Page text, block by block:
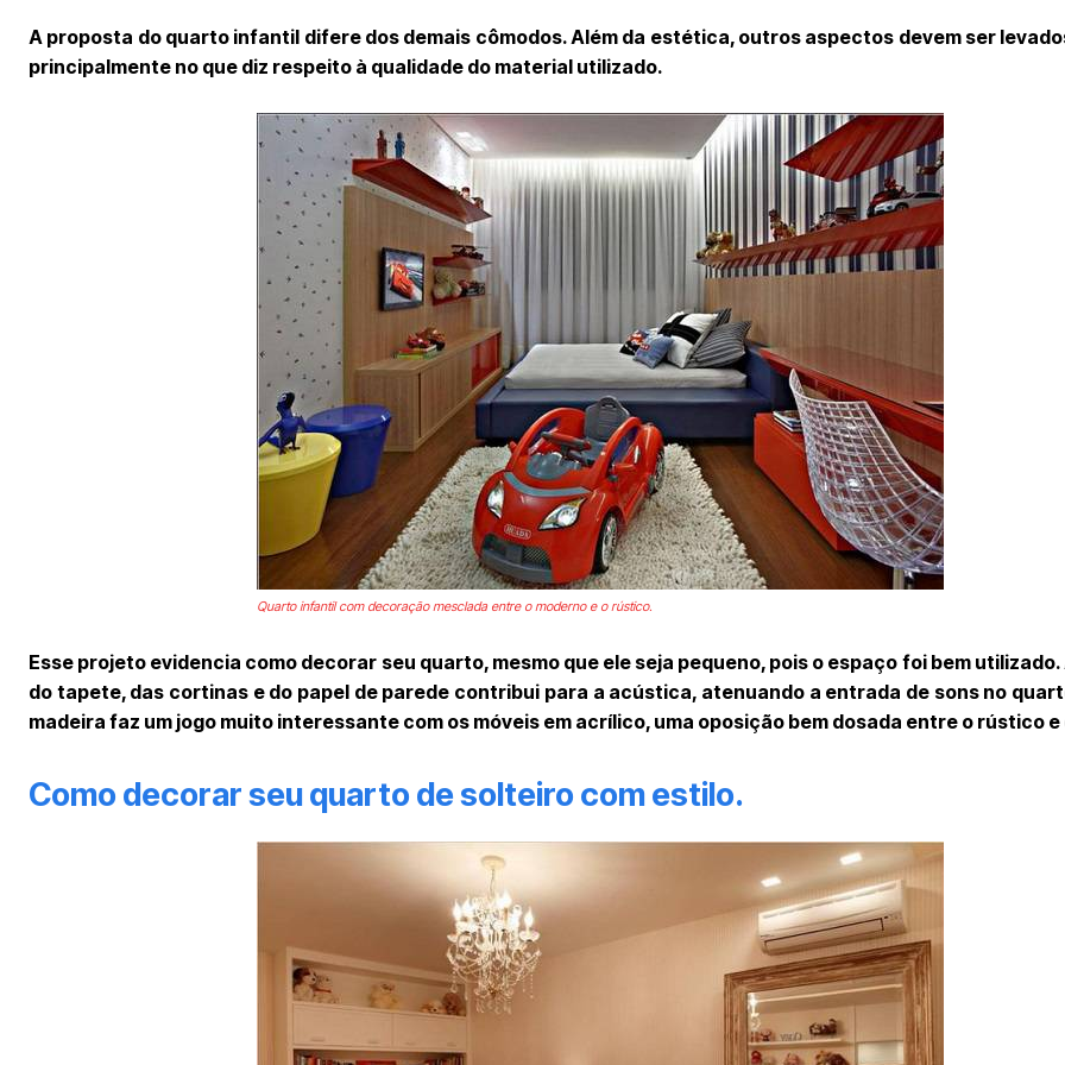
A proposta do quarto infantil difere dos demais cômodos. Além da estética, outros aspectos devem ser
principalmente no que diz respeito à qualidade do material utilizado.
Quarto infantil com decoração mesclada entre o moderno e o rústico.
Esse projeto evidencia como decorar seu quarto, mesmo que ele seja pequeno, pois o espaço foi bem
do tapete, das cortinas e do papel de parede contribui para a acústica, atenuando a entrada de sons no
madeira faz um jogo muito interessante com os móveis em acrílico, uma oposição bem dosada entre o rústico e
Como decorar seu quarto de solteiro com estilo.